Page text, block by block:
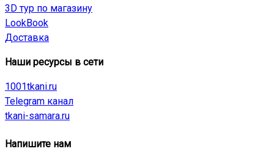
3D тур по магазину
LookBook
Доставка
Наши ресурсы в сети
1001tkani.ru
Telegram канал
tkani-samara.ru
Напишите нам